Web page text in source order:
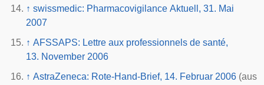
↑ swissmedic: Pharmacovigilance Aktuell, 31. Mai
2007
↑ AFSSAPS: Lettre aux professionnels de santé,
13. November 2006
↑ AstraZeneca: Rote-Hand-Brief, 14. Februar 2006 (aus